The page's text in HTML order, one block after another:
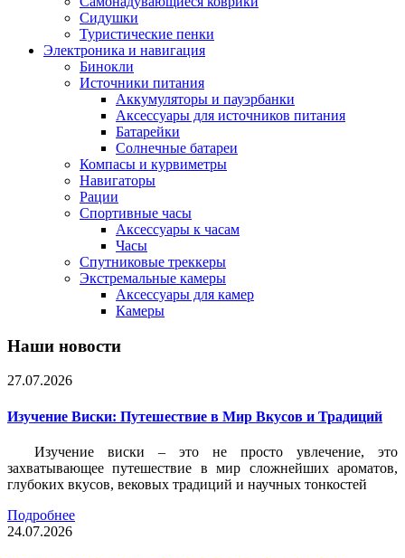
Сидушки
Туристические пенки
Электроника и навигация
Бинокли
Источники питания
Аккумуляторы и пауэрбанки
Аксессуары для источников питания
Батарейки
Солнечные батареи
Компасы и курвиметры
Навигаторы
Рации
Спортивные часы
Аксессуары к часам
Часы
Спутниковые треккеры
Экстремальные камеры
Аксессуары для камер
Камеры
Наши новости
27.07.2026
Изучение Виски: Путешествие в Мир Вкусов и Традиций
Изучение виски – это не просто увлечение, это
захватывающее путешествие в мир сложнейших ароматов,
глубоких вкусов, вековых традиций и научных тонкостей
Подробнее
24.07.2026